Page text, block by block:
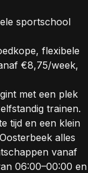
sportschool
flexibele
€8,75/week,
met een plek
trainen.
tijd en een klein
alles
vanaf
06:00–00:00 en